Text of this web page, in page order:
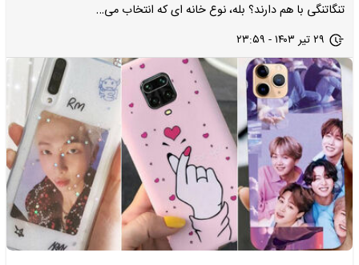
تنگاتنگی با هم دارند؟ بله، نوع خانه ای که انتخاب می…
۲۹ تیر ۱۴۰۳ - ۲۳:۵۹